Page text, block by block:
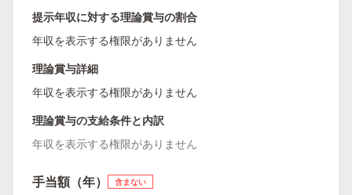
提示年収に対する理論賞与の割合
年収を表示する権限がありません
理論賞与詳細
年収を表示する権限がありません
理論賞与の支給条件と内訳
年収を表示する権限がありません
手当額（年） 含まない